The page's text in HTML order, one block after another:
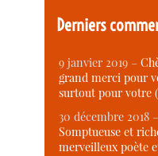
Derniers
9 janvier 2019 –
grand merci pour
surtout pour votre
30 décembre 2018
Somptueuse et
merveilleux poète